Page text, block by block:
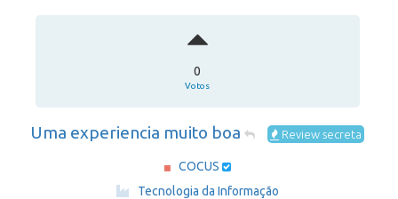
0
Votos
Uma experiencia muito boa Review secreta
COCUS
Tecnologia da Informação